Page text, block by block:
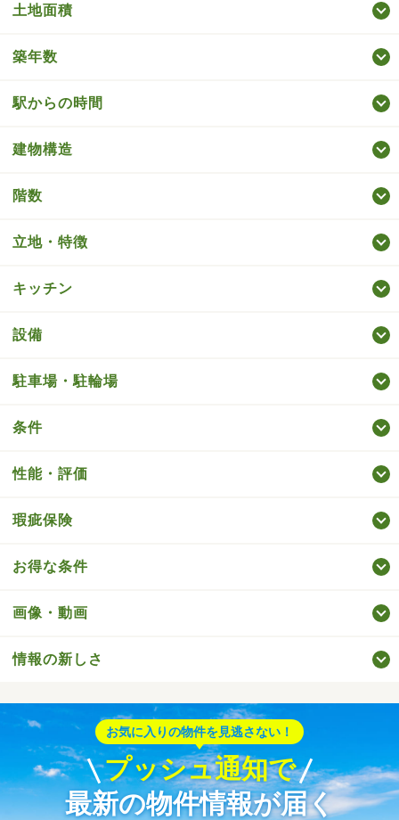
土地面積
築年数
駅からの時間
建物構造
階数
立地・特徴
キッチン
設備
駐車場・駐輪場
条件
性能・評価
瑕疵保険
お得な条件
画像・動画
情報の新しさ
お気に入りの物件を見逃さない！
プッシュ通知で
最新の物件情報が届く